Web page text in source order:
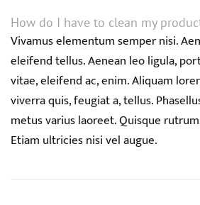
How do I have to clean my
Vivamus elementum semper nisi.
eleifend tellus. Aenean leo ligula,
vitae, eleifend ac, enim. Aliquam
viverra quis, feugiat a, tellus.
metus varius laoreet. Quisque
Etiam ultricies nisi vel augue.